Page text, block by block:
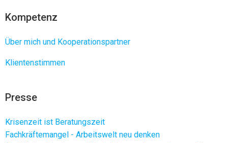
Kompetenz
Über mich und Kooperationspartner
Klientenstimmen
Presse
Krisenzeit ist Beratungszeit
Fachkräftemangel - Arbeitswelt neu denken